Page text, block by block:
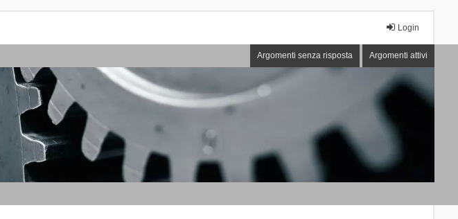
Login
Argomenti senza risposta Argomenti attivi